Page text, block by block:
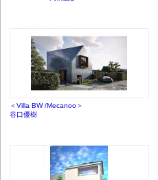
＜Villa BW /Mecanoo＞
谷口優樹